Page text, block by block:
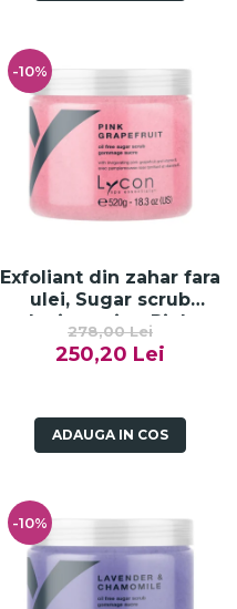
-10%
Exfoliant din zahar fara
ulei, Sugar scrub
Invigorating Pink
Grapefruit - 520g
278,00 Lei
250,20 Lei
ADAUGA IN COS
-10%